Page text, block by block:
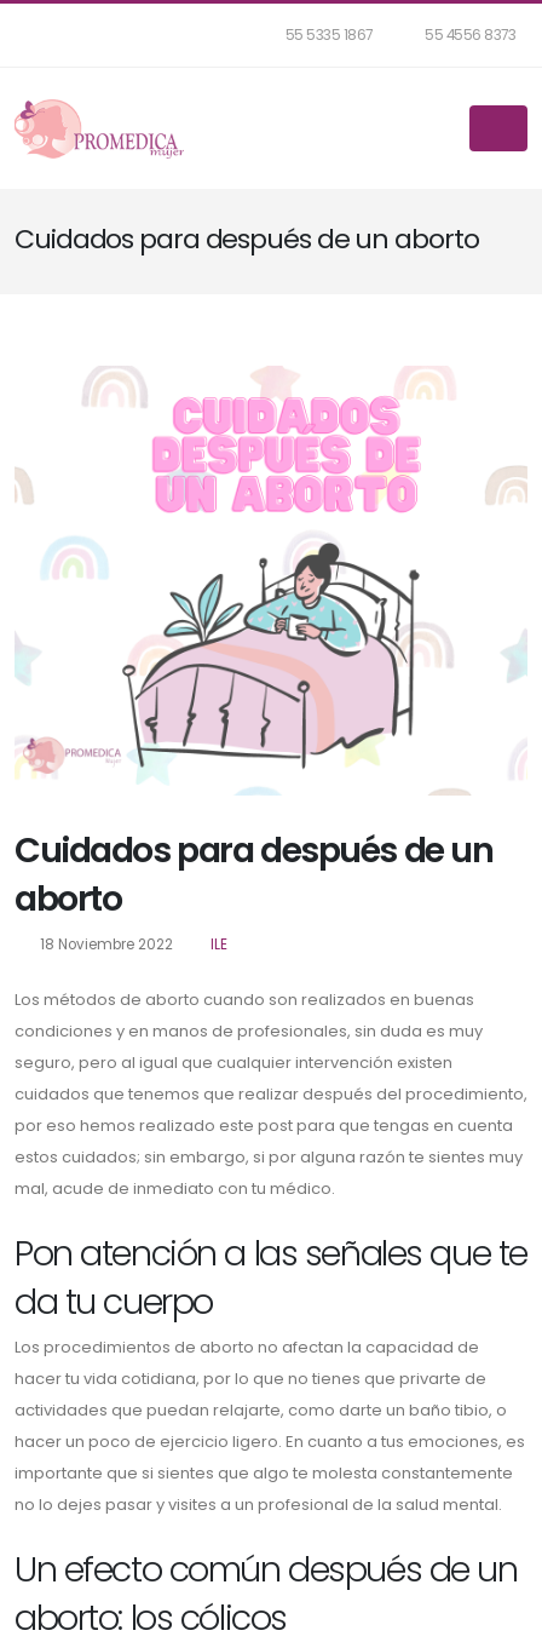
55 5335 1867 55 4556 8373
Cuidados para después de un aborto
Cuidados para después de un
aborto
18 Noviembre 2022 ILE
Los métodos de aborto cuando son realizados en buenas
condiciones y en manos de profesionales, sin duda es muy
seguro, pero al igual que cualquier intervención existen
cuidados que tenemos que realizar después del procedimiento,
por eso hemos realizado este post para que tengas en cuenta
estos cuidados; sin embargo, si por alguna razón te sientes muy
mal, acude de inmediato con tu médico.
Pon atención a las señales que te
da tu cuerpo
Los procedimientos de aborto no afectan la capacidad de
hacer tu vida cotidiana, por lo que no tienes que privarte de
actividades que puedan relajarte, como darte un baño tibio, o
hacer un poco de ejercicio ligero. En cuanto a tus emociones, es
importante que si sientes que algo te molesta constantemente
no lo dejes pasar y visites a un profesional de la salud mental.
Un efecto común después de un
aborto: los cólicos